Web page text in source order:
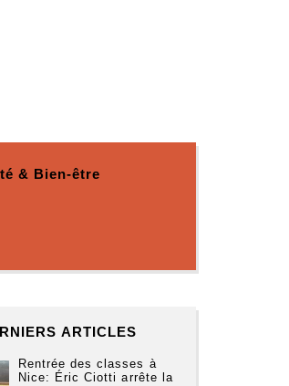
& Bien-être
ARTICLES
Rentrée des classes à
Nice: Éric Ciotti arrête la